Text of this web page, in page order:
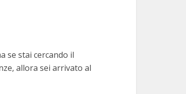
se stai cercando il
allora sei arrivato al